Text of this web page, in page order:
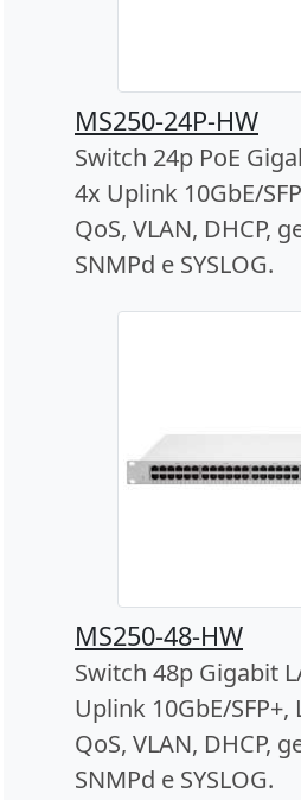
MS250-24P-HW
Switch 24p PoE
4x Uplink 10GbE/
QoS, VLAN, DHCP,
SNMPd e SYSLOG.
MS250-48-HW
Switch 48p Gigabit
Uplink 10GbE/SFP+,
QoS, VLAN, DHCP,
SNMPd e SYSLOG.